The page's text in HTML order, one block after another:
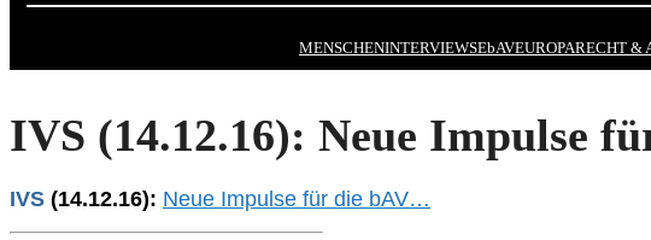
MENSCHENINTERVIEWSEbAVEUROPARECHT &
IVS (14.12.16): Neue Impulse
IVS (14.12.16): Neue Impulse für die bAV…